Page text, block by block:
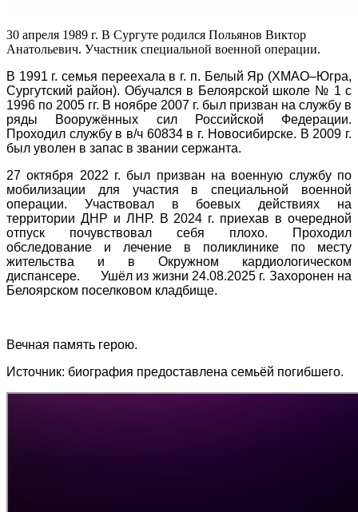
30 апреля 1989 г. В Сургуте родился Польянов Виктор
Анатольевич. Участник специальной военной операции.
В 1991 г. семья переехала в г. п. Белый Яр (ХМАО–Югра,
Сургутский район). Обучался в Белоярской школе № 1 с
1996 по 2005 гг. В ноябре 2007 г. был призван на службу в
ряды Вооружённых сил Российской Федерации.
Проходил службу в в/ч 60834 в г. Новосибирске. В 2009 г.
был уволен в запас в звании сержанта.
27 октября 2022 г. был призван на военную службу по
мобилизации для участия в специальной военной
операции. Участвовал в боевых действиях на
территории ДНР и ЛНР. В 2024 г. приехав в очередной
отпуск почувствовал себя плохо. Проходил
обследование и лечение в поликлинике по месту
жительства и в Окружном кардиологическом
диспансере. Ушёл из жизни 24.08.2025 г. Захоронен на
Белоярском поселковом кладбище.
Вечная память герою.
Источник: биография предоставлена семьёй погибшего.